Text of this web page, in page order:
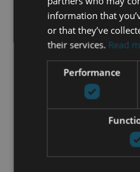
Woonkamer
airconditioning
NEEM CONTACT
Nick de Wit
information that
or that they’ve
their services. Read
Performance